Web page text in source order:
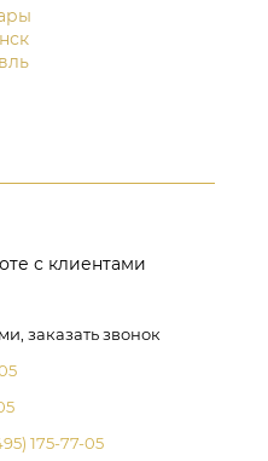
с клиентами
заказать звонок
175-77-05